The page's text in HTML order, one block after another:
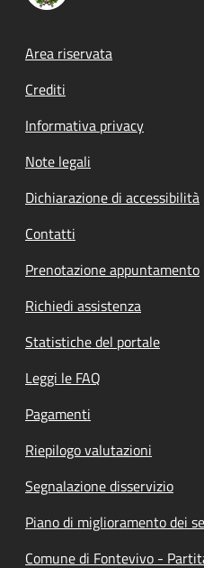
Footer menu
Area riservata
Crediti
Informativa privacy
Note legali
Dichiarazione di accessibilità
Contatti
Prenotazione appuntamento
Richiedi assistenza
Statistiche del portale
Leggi le FAQ
Pagamenti
Riepilogo valutazioni
Segnalazione disservizio
Piano di miglioramento dei
Comune di Fontevivo -